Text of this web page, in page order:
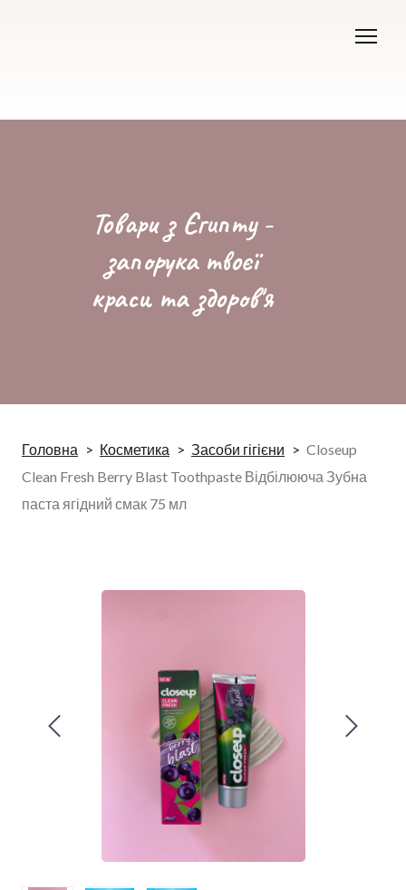
Товари з Єгипту -
запорука твоєї
краси та здоров'я
Головна Косметика Засоби гігієни
Closeup
Clean Fresh Berry Blast Toothpaste Відбілююча Зубна
паста ягідний смак 75 мл